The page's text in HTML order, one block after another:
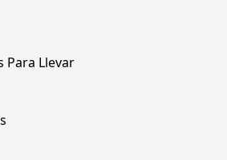
Para Llevar